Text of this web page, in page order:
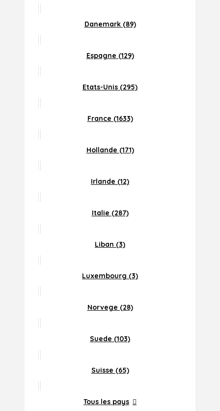
Danemark (89)
Espagne (129)
Etats-Unis (295)
France (1633)
Hollande (171)
Irlande (12)
Italie (287)
Liban (3)
Luxembourg (3)
Norvege (28)
Suede (103)
Suisse (65)
Tous les pays